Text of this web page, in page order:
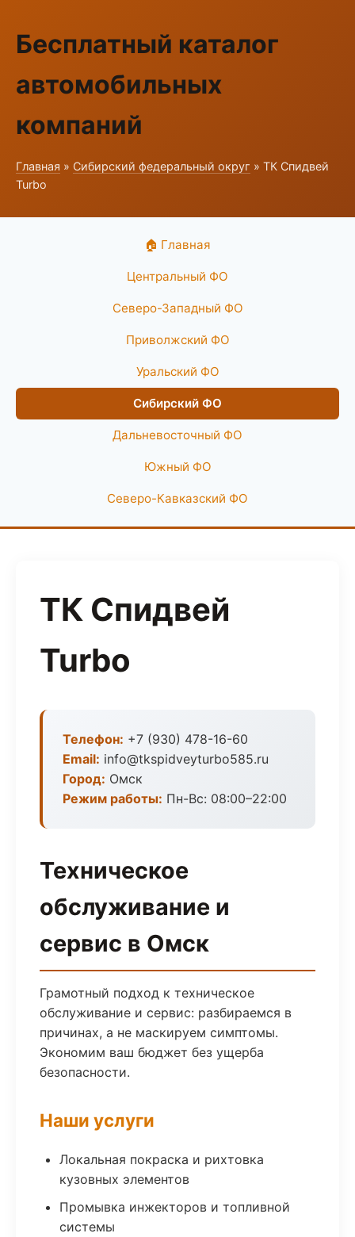
Бесплатный каталог
автомобильных
компаний
Главная » Сибирский федеральный округ » ТК Спидвей
Turbo
🏠 Главная
Центральный ФО
Северо-Западный ФО
Приволжский ФО
Уральский ФО
Сибирский ФО
Дальневосточный ФО
Южный ФО
Северо-Кавказский ФО
ТК Спидвей
Turbo
Телефон: +7 (930) 478-16-60
Email: info@tkspidveyturbo585.ru
Город: Омск
Режим работы: Пн-Вс: 08:00–22:00
Техническое
обслуживание и
сервис в Омск
Грамотный подход к техническое
обслуживание и сервис: разбираемся в
причинах, а не маскируем симптомы.
Экономим ваш бюджет без ущерба
безопасности.
Наши услуги
Локальная покраска и рихтовка
кузовных элементов
Промывка инжекторов и топливной
системы